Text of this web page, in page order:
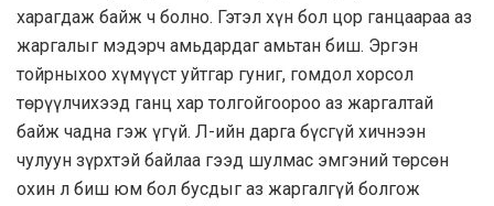
харагдаж байж ч болно. Гэтэл хүн бол цор ганцаараа аз
жаргалыг мэдэрч амьдардаг амьтан биш. Эргэн
тойрныхоо хүмүүст уйтгар гуниг, гомдол хорсол
төрүүлчихээд ганц хар толгойгоороо аз жаргалтай
байж чадна гэж үгүй. Л-ийн дарга бүсгүй хичнээн
чулуун зүрхтэй байлаа гээд шулмас эмгэний төрсөн
охин л биш юм бол бусдыг аз жаргалгүй болгож